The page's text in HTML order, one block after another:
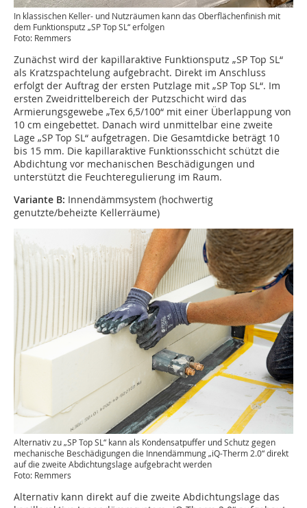
In klassischen Keller- und Nutzräumen kann das Oberflächenfinish mit
dem Funktionsputz „SP Top SL“ erfolgen
Foto: Remmers
Zunächst wird der kapillaraktive Funktionsputz „SP Top SL“
als Kratzspachtelung aufgebracht. Direkt im Anschluss
erfolgt der Auftrag der ersten Putzlage mit „SP Top SL“. Im
ersten Zweidrittelbereich der Putzschicht wird das
Armierungsgewebe „Tex 6,5/100“ mit einer Überlappung von
10 cm eingebettet. Danach wird unmittelbar eine zweite
Lage „SP Top SL“ aufgetragen. Die Gesamtdicke beträgt 10
bis 15 mm. Die kapillaraktive Funktionsschicht schützt die
Abdichtung vor mechanischen Beschädigungen und
unterstützt die Feuchteregulierung im Raum.
Variante B: Innendämmsystem (hochwertig
genutzte/beheizte Kellerräume)
Alternativ zu „SP Top SL“ kann als Kondensatpuffer und Schutz gegen
mechanische Beschädigungen die Innendämmung „iQ-Therm 2.0“ direkt
auf die zweite Abdichtungslage aufgebracht werden
Foto: Remmers
Alternativ kann direkt auf die zweite Abdichtungslage das